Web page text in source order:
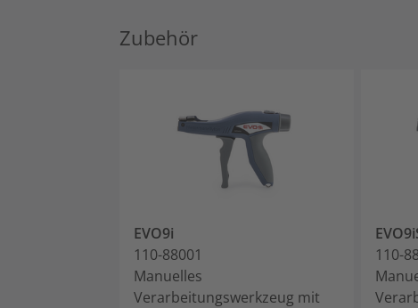
Zubehör
EVO9i
110-88001
Manuelles
Verarbeitungswerkzeug mit
110-